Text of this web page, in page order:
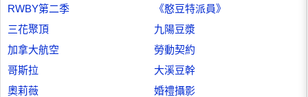
RWBY第二季
《憨豆特派員》
三花聚頂
九陽豆漿
加拿大航空
勞動契約
哥斯拉
大溪豆幹
奧莉薇
婚禮攝影